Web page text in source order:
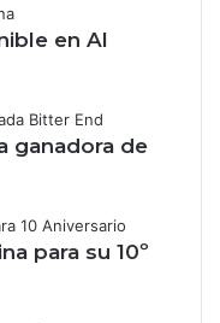
en Al
ganadora de
para su 10º